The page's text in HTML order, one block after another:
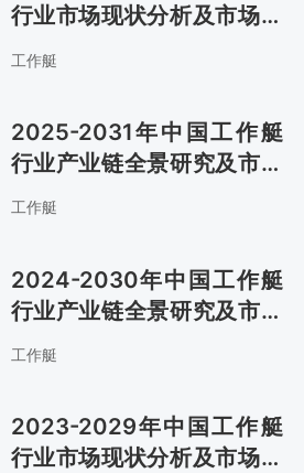
行业市场现状分析及市场前
工作艇
2025-2031年中国工作艇
行业产业链全景研究及市场
工作艇
2024-2030年中国工作艇
行业产业链全景研究及市场
工作艇
2023-2029年中国工作艇
行业市场现状分析及市场前